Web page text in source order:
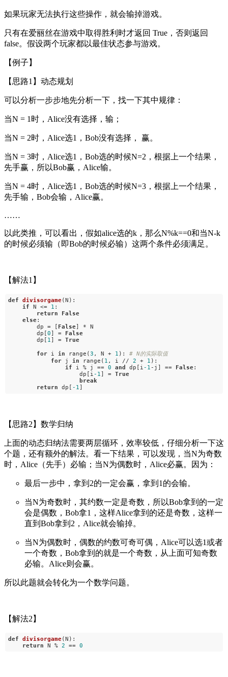
如果玩家无法执行这些操作，就会输掉游戏。
只有在爱丽丝在游戏中取得胜利时才返回 True，否则返回
false。假设两个玩家都以最佳状态参与游戏。
【例子】
【思路1】动态规划
可以分析一步步地先分析一下，找一下其中规律：
当N = 1时，Alice没有选择，输；
当N = 2时，Alice选1，Bob没有选择， 赢。
当N = 3时，Alice选1，Bob选的时候N=2，根据上一个结果，
先手赢，所以Bob赢，Alice输。
当N = 4时，Alice选1，Bob选的时候N=3，根据上一个结果，
先手输，Bob会输，Alice赢。
……
以此类推，可以看出，假如alice选的k，那么N%k==0和当N-k
的时候必须输（即Bob的时候必输）这两个条件必须满足。
【解法1】
def divisorgame(N) :
if N <= 1 :
return
False
else:
dp = [ False] * N
dp[0] =
False
dp[ 1] = True
fori in range(3 , N + 1 ): # N的实际取值
forj in range( 1 , i // 2 + 1 ):
if i % j == 0 and dp[i-1 -j] == False:
dp[i-1] = True
break
return dp[ -1]
【思路2】数学归纳
上面的动态归纳法需要两层循环，效率较低，仔细分析一下这
个题，还有额外的解法。看一下结果，可以发现，当N为奇数
时，Alice（先手）必输；当N为偶数时，Alice必赢。因为：
最后一步中，拿到2的一定会赢，拿到1的会输。
当N为奇数时，其约数一定是奇数，所以Bob拿到的一定
会是偶数，Bob拿1，这样Alice拿到的还是奇数，这样一
直到Bob拿到2，Alice就会输掉。
当N为偶数时，偶数的约数可奇可偶，Alice可以选1或者
一个奇数，Bob拿到的就是一个奇数，从上面可知奇数
必输。Alice则会赢。
所以此题就会转化为一个数学问题。
【解法2】
def divisorgame(N) :
return N % 2 == 0